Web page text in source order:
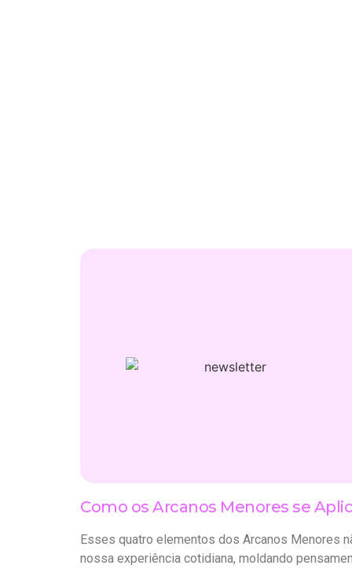
Como os Arcanos Menores se
Esses quatro elementos dos Arcanos Menores
nossa experiência cotidiana, moldando